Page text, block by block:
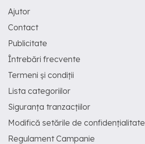
Ajutor
Contact
Publicitate
Întrebări frecvente
Termeni și condiții
Lista categoriilor
Siguranța tranzacțiilor
Modifică setările de confidențialitate
Regulament Campanie